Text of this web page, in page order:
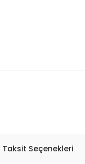
Taksit Seçenekleri